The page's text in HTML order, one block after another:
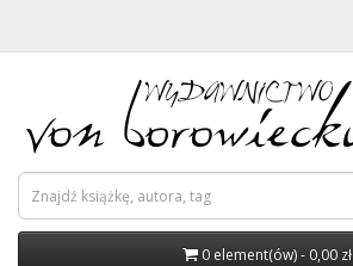
0 element(ów) - 0,00 zł